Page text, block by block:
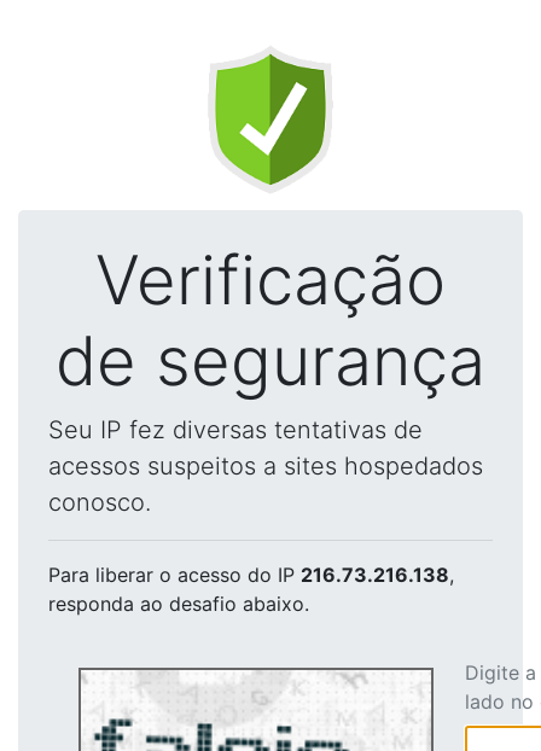
Verificação
de segurança
Seu IP fez diversas tentativas de
acessos suspeitos a sites hospedados
conosco.
Para liberar o acesso do IP 216.73.216.138,
responda ao desafio abaixo.
Digite
lado no